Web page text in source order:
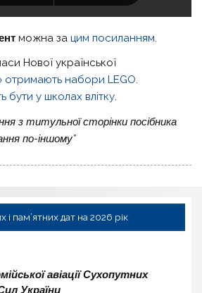
можна зацим посиланням.
Нової української
отримають набори LEGO.
бути у школах влітку.
з титульної сторінки посібника
по-іншому”
і пам’ятних дат на 2026 рік
авіації Сухопутних
України